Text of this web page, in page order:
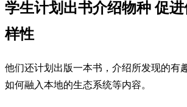
学生计划出书介绍物种 促
样性
他们还计划出版一本书，介绍所发现的有
如何融入本地的生态系统等内容。